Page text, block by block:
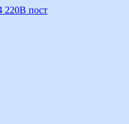
220В пост